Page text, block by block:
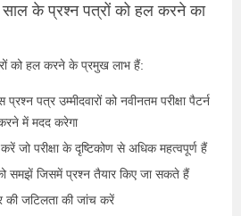
साल के प्रश्न पत्रों को हल करने का
को हल करने के प्रमुख लाभ हैं:
पत्र उम्मीदवारों को नवीनतम परीक्षा पैटर्न
में मदद करेगा
जो परीक्षा के दृष्टिकोण से अधिक महत्वपूर्ण हैं
समझें जिसमें प्रश्न तैयार किए जा सकते हैं
की जटिलता की जांच करें